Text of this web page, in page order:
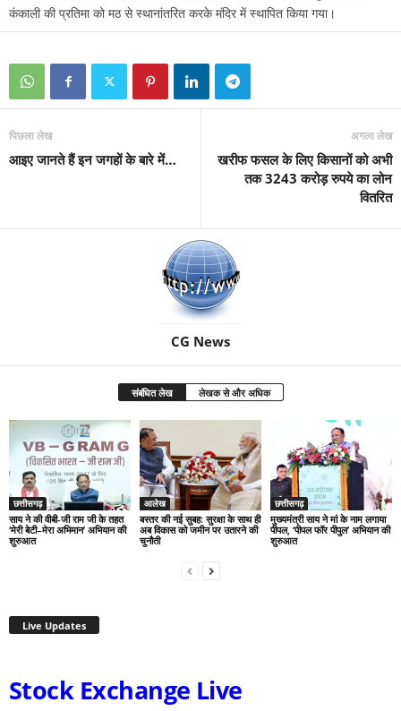
कंकाली की प्रतिमा को मठ से स्थानांतरित करके मंदिर में स्थापित किया गया।
पिछला लेख
आइए जानते हैं इन जगहों के बारे में…
अगला लेख
खरीफ फसल के लिए किसानों को अभी
तक 3243 करोड़ रुपये का लोन
वितरित
CG News
संबंधित लेख लेखक से और अधिक
छत्तीसगढ़
साय ने की वीबी-जी राम जी के तहत
‘मेरी बेटी–मेरा अभिमान’ अभियान की
शुरुआत
आलेख
बस्तर की नई सुबह: सुरक्षा के साथ ही
अब विकास को जमीन पर उतारने की
चुनौती
छत्तीसगढ़
मुख्यमंत्री साय ने मां के नाम लगाया
पीपल, ‘पीपल फॉर पीपुल’ अभियान की
शुरुआत
Live Updates
Stock Exchange Live